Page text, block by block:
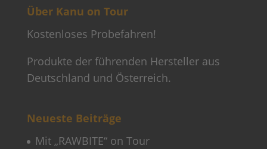
Über Kanu on Tour
Kostenloses Probefahren!
Produkte der führenden Hersteller aus
Deutschland und Österreich.
Neueste Beiträge
Mit „RAWBITE“ on Tour